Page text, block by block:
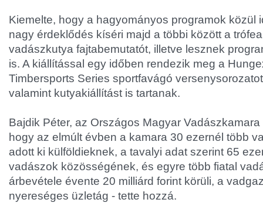
Kiemelte, hogy a hagyományos programok közül
nagy érdeklődés kíséri majd a többi között a
vadászkutya fajtabemutatót, illetve lesznek
is. A kiállítással egy időben rendezik meg a
Timbersports Series sportfavágó
valamint kutyakiállítást is tartanak.
Bajdik Péter, az Országos Magyar
hogy az elmúlt évben a kamara 30 ezernél több
adott ki külföldieknek, a tavalyi adat szerint 65
vadászok közösségének, és egyre több fiatal
árbevétele évente 20 milliárd forint körüli, a
nyereséges üzletág - tette hozzá.